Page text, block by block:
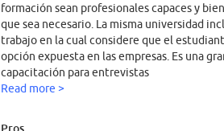
formación sean profesionales capaces y
que sea necesario. La misma universidad
trabajo en la cual considere que el
opción expuesta en las empresas. Es una
capacitación para entrevistas
Read more >